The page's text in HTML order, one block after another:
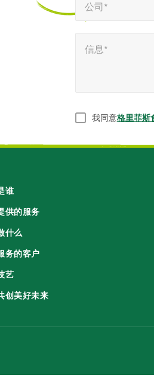
公司*
信息*
同意
*
我同意格里菲斯
谁
供的服务
什么
务的客户
艺
创美好未来